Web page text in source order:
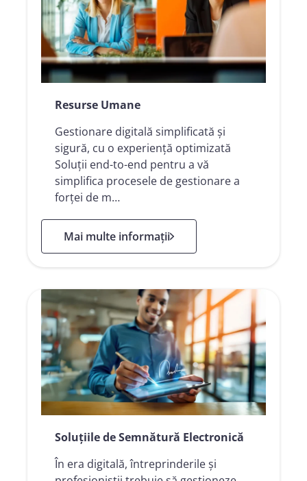
Resurse Umane
Gestionare digitală simplificată și
sigură, cu o experiență optimizată
Soluții end-to-end pentru a vă
simplifica procesele de gestionare a
forței de m…
Mai multe informații
: Resurse Umane
Soluțiile de Semnătură Electronică
În era digitală, întreprinderile și